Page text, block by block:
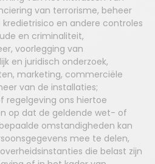
van terrorisme, beheer
en andere controles
en criminaliteit,
voorlegging van
en juridisch onderzoek,
marketing, commerciële
van de installaties;
regelgeving ons hiertoe
op dat de geldende wet- of
omstandigheden kan
mee te delen,
die belast zijn